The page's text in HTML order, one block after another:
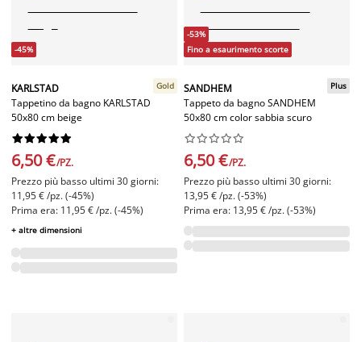
-45%
KARLSTAD
Tappetino da bagno KARLSTAD
50x80 cm beige
Gold






6,50 €/PZ.
Prezzo più basso ultimi 30 giorni:
11,95 € /pz. (-45%)
Prima era: 11,95 € /pz. (-45%)
+ altre dimensioni
-53%
Fino a esaurimento scorte
SANDHEM
Tappeto da bagno SANDHEM
50x80 cm color sabbia scuro
Plus






6,50 €/PZ.
Prezzo più basso ultimi 30 giorni:
13,95 € /pz. (-53%)
Prima era: 13,95 € /pz. (-53%)